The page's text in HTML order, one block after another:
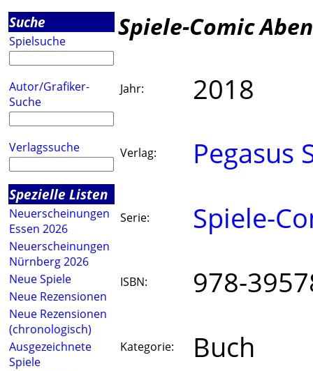
Suche
Spielsuche
Autor/Grafiker-
Suche
Verlagssuche
Spezielle Listen
Neuerscheinungen
Essen 2026
Neuerscheinungen
Nürnberg 2026
Neue Spiele
Neue Rezensionen
Neue Rezensionen
(chronologisch)
Ausgezeichnete
Spiele
Spiele-Comic
Jahr: 2018
Verlag: Pegasus
Serie: Spiele-
ISBN: 978-
Kategorie: Buch